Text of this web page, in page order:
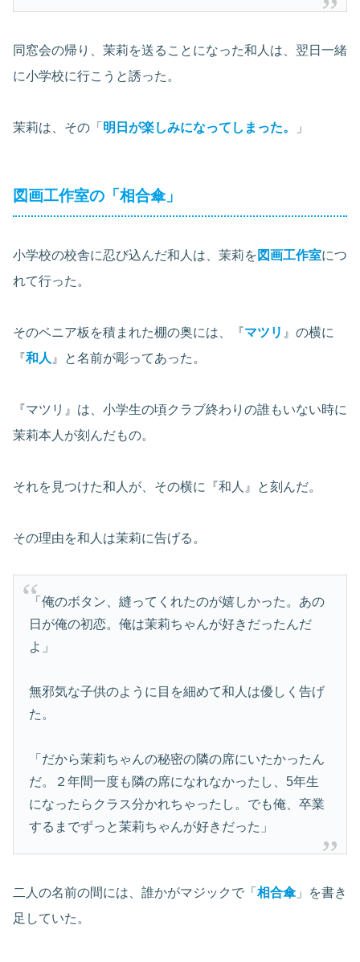
同窓会の帰り、茉莉を送ることになった和人は、翌日一緒
に小学校に行こうと誘った。
茉莉は、その「 明日が楽しみになってしまった。 」
図画工作室の「相合傘」
小学校の校舎に忍び込んだ和人は、茉莉を 図画工作室につ
れて行った。
そのベニア板を積まれた棚の奥には、『マツリ 』の横に
『和人 』と名前が彫ってあった。
『マツリ』は、小学生の頃クラブ終わりの誰もいない時に
茉莉本人が刻んだもの。
それを見つけた和人が、その横に『和人』と刻んだ。
その理由を和人は茉莉に告げる。
「俺のボタン、縫ってくれたのが嬉しかった。あの
日が俺の初恋。俺は茉莉ちゃんが好きだったんだ
よ」
無邪気な子供のように目を細めて和人は優しく告げ
た。
「だから茉莉ちゃんの秘密の隣の席にいたかったん
だ。２年間一度も隣の席になれなかったし、5年生
になったらクラス分かれちゃったし。でも俺、卒業
するまでずっと茉莉ちゃんが好きだった」
二人の名前の間には、誰かがマジックで「 相合傘」を書き
足していた。